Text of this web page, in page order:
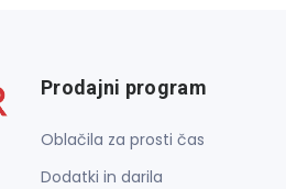
Prodajni program
Oblačila za prosti čas
Dodatki in darila